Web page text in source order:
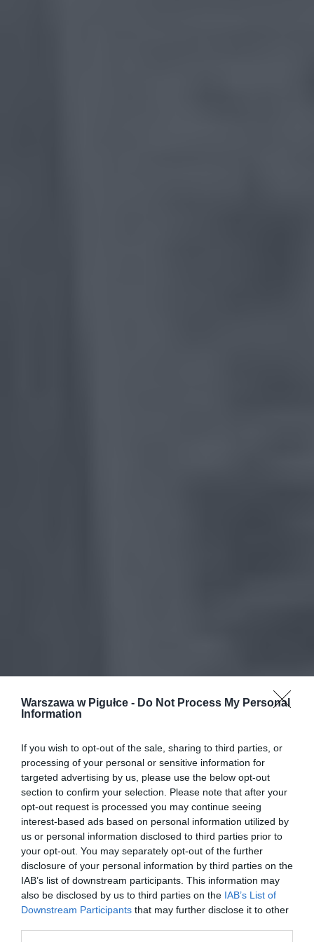
Warszawa w Pigułce - Do Not Process My Personal
Information
If you wish to opt-out of the sale, sharing to third parties, or
processing of your personal or sensitive information for
targeted advertising by us, please use the below opt-out
section to confirm your selection. Please note that after your
opt-out request is processed you may continue seeing
interest-based ads based on personal information utilized by
us or personal information disclosed to third parties prior to
your opt-out. You may separately opt-out of the further
disclosure of your personal information by third parties on the
IAB’s list of downstream participants. This information may
also be disclosed by us to third parties on the IAB’s List of
Downstream Participants that may further disclose it to other